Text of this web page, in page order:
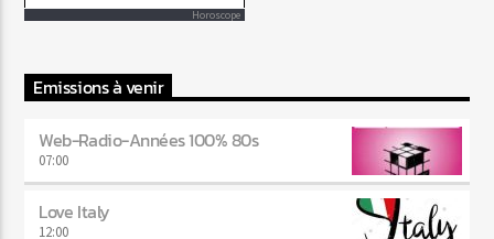
Horoscope
Emissions à venir
Web-Radio-Années 100% 80s
07:00
Love Italy
12:00